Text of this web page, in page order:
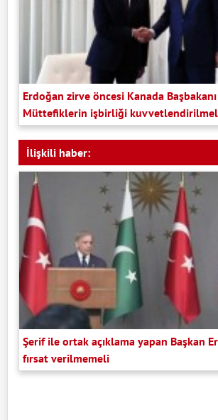
Erdoğan zirve öncesi Kanada
Müttefiklerin işbirliği
İlişkili haber:
Şerif ile ortak açıklama yapan Başkan
fırsat verilmemeli